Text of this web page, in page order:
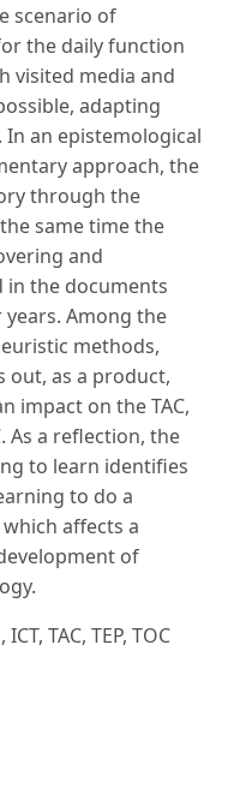
scenario of
the daily function
visited media and
adapting
an epistemological
approach, the
through the
same time the
and
the documents
Among the
methods,
out, as a product,
impact on the TAC,
As a reflection, the
to learn identifies
to do a
affects a
of
TAC, TEP, TOC